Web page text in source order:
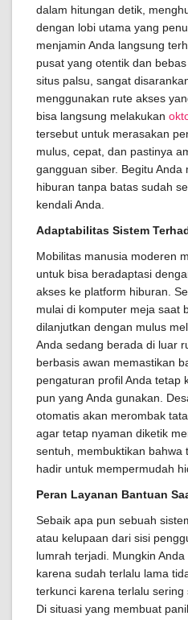
dalam hitungan detik,
dengan lobi utama yang
menjamin Anda langsung
pusat yang otentik dan
situs palsu, sangat
menggunakan rute akses
bisa langsung melakukan
tersebut untuk merasakan
mulus, cepat, dan pastinya
gangguan siber. Begitu Anda
hiburan tanpa batas sudah
kendali Anda.
Adaptabilitas Sistem
Mobilitas manusia moderen
untuk bisa beradaptasi
akses ke platform hiburan.
mulai di komputer meja saat
dilanjutkan dengan mulus
Anda sedang berada di luar
berbasis awan memastikan
pengaturan profil Anda tetap
pun yang Anda gunakan.
otomatis akan merombak
agar tetap nyaman diketik
sentuh, membuktikan bahwa
hadir untuk mempermudah
Peran Layanan Bantuan
Sebaik apa pun sebuah
atau kelupaan dari sisi
lumrah terjadi. Mungkin
karena sudah terlalu lama
terkunci karena terlalu sering
Di situasi yang membuat